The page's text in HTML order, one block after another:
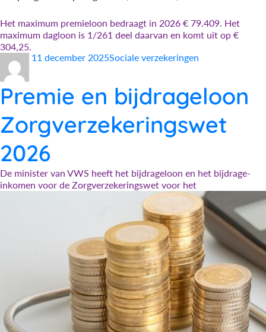
Het maximum premieloon bedraagt in 2026 € 79.409. Het
maximum dagloon is 1/261 deel daarvan en komt uit op €
304,25.
Auteur
Geplaatst
11 december 2025Categorieën
Sociale verzekeringen
Premie en bijdrageloon
Zorgverzekeringswet
2026
De minister van VWS heeft het bijdrageloon en het bijdrage-
inkomen voor de Zorgverzekeringswet voor het